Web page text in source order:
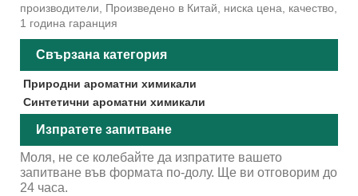
производители, Произведено в Китай, ниска цена, качество,
1 година гаранция
Свързана категория
Природни ароматни химикали
Синтетични ароматни химикали
Изпратете запитване
Моля, не се колебайте да изпратите вашето
запитване във формата по-долу. Ще ви отговорим до
24 часа.